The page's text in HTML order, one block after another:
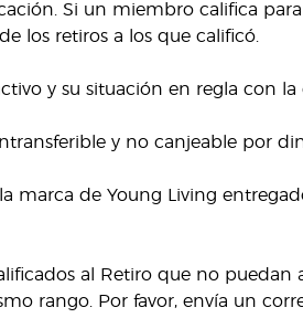
Si un miembro califica
los retiros a los que calificó.
y su situación en regla con
intransferible y no canjeable por
marca de Young Living
al Retiro que no
rango. Por favor, envía un